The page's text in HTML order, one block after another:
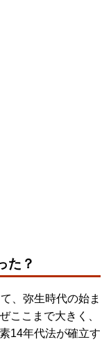
た？
、弥生時代の始ま
ここまで大きく、
14年代法が確立す